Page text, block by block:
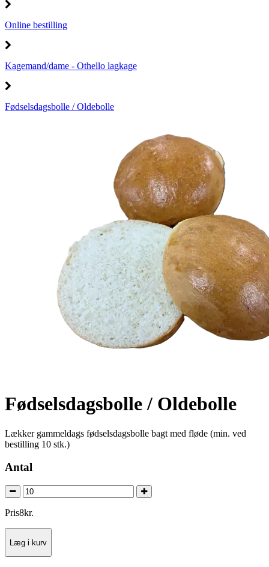
Online bestilling
Kagemand/dame - Othello lagkage
Fødselsdagsbolle / Oldebolle
Fødselsdagsbolle / Oldebolle
Lækker gammeldags fødselsdagsbolle bagt med fløde (min. ved
bestilling 10 stk.)
Antal
Pris8kr.
Læg i kurv